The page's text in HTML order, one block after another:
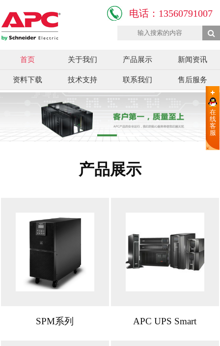
电话：13560791007
首页 关于我们 产品展示 新闻资讯
资料下载 技术支持 联系我们 售后服务
在
线
客
服
产品展示
SPM系列 APC UPS Smart